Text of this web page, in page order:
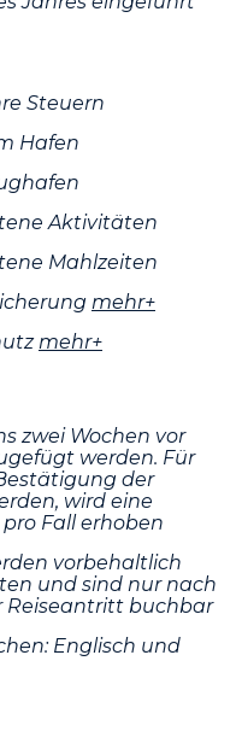
Steuern
Hafen
Aktivitäten
Mahlzeiten
mehr+
mehr+
zwei Wochen vor
werden. Für
der
wird eine
Fall erhoben
vorbehaltlich
und sind nur nach
Reiseantritt buchbar
Englisch und